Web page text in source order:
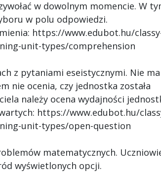
w dowolnym momencie. W
w polu odpowiedzi.
https://www.edubot.hu/
unit-types/comprehension
z pytaniami eseistycznymi. Nie ma
nie ocenia, czy jednostka została
należy ocena wydajności
https://www.edubot.hu/
unit-types/open-question
matematycznych.
wyświetlonych opcji.